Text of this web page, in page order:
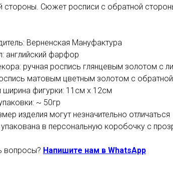
стороны. Сюжет росписи с обратной
Верненская Мануфактура
английский фарфор
ручная роспись глянцевым золотом с
матовым цветным золотом с
ширина фигурки: 11см х 12см
~ 50гр
изделия могут незначительно отличаться
в персональную коробочку с
вопросы? Напишите нам в WhatsApp